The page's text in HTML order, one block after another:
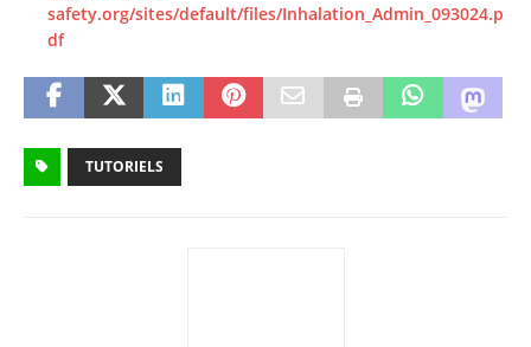
safety.org/sites/default/files/Inhalation_Admin_093024.p
df
TUTORIELS